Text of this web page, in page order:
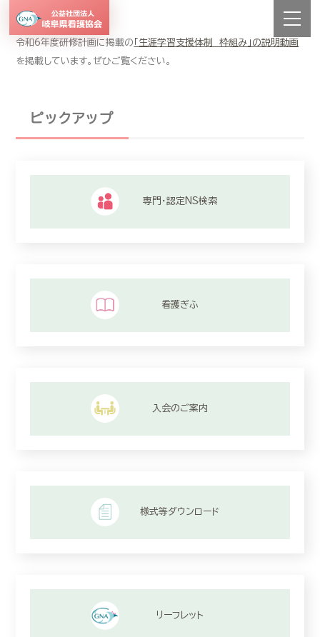
令和6年度研修計画に掲載の 「生涯学習支援体制 枠組み」の説明動画
を掲載しています。ぜひご覧ください。
ピックアップ
専門・認定NS検索
看護ぎふ
入会のご案内
様式等ダウンロード
リーフレット